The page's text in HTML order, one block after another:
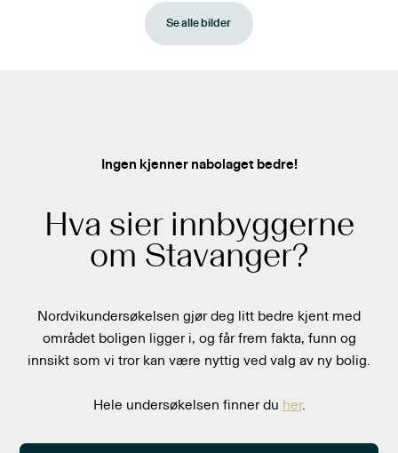
Se alle bilder
Ingen kjenner nabolaget bedre!
Hva sier innbyggerne
om Stavanger?
Nordvikundersøkelsen gjør deg litt bedre kjent med
området boligen ligger i, og får frem fakta, funn og
innsikt som vi tror kan være nyttig ved valg av ny bolig.
Hele undersøkelsen finner du her.